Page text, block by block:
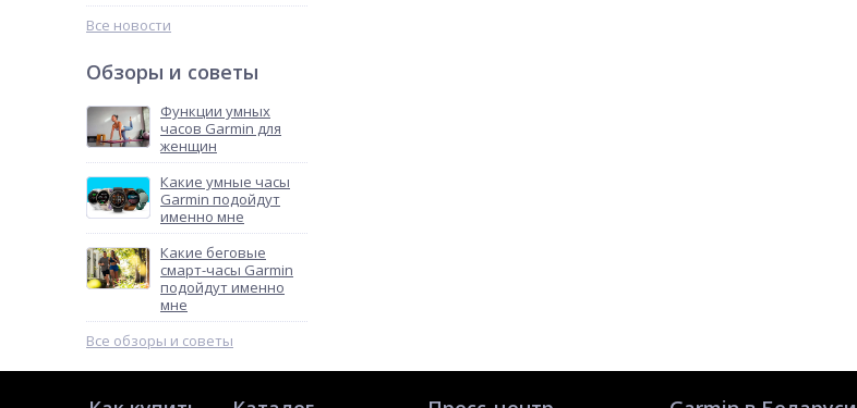
Все новости
Обзоры и советы
Функции умных
часов Garmin для
женщин
Какие умные часы
Garmin подойдут
именно мне
Какие беговые
смарт-часы Garmin
подойдут именно
мне
Все обзоры и советы